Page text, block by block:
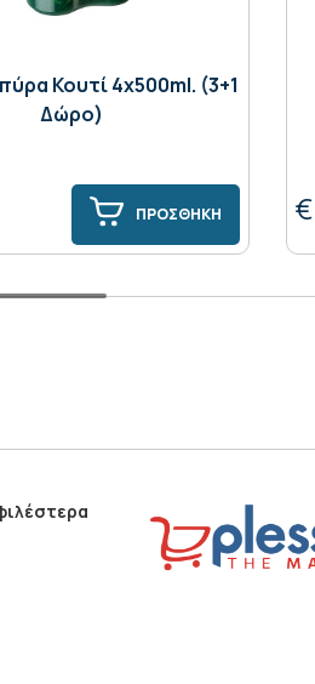
Κουτί 4x500ml. (3+1
Δώρο)
ΠΡΟΣΘΗΚΗ €